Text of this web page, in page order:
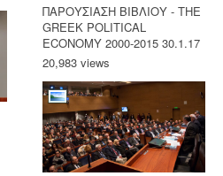
ΠΑΡΟΥΣΙΑΣΗ ΒΙΒΛΙΟΥ - ΤΗΕ
GREEK POLITICAL
ECONOMY 2000-2015 30.1.17
20,983 views